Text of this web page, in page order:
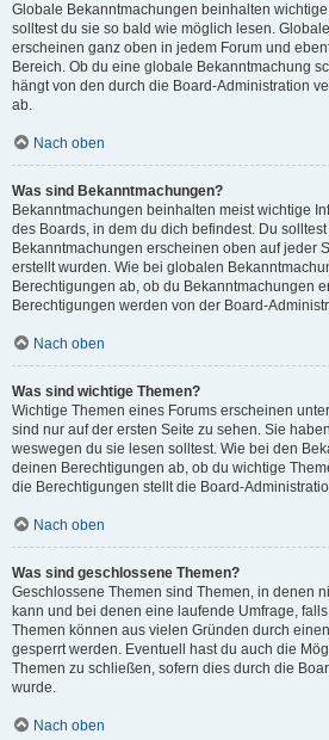
Globale Bekanntmachungen beinhalten
solltest du sie so bald wie möglich lesen.
erscheinen ganz oben in jedem Forum und
Bereich. Ob du eine globale Bekanntmachung
hängt von den durch die Board-Administration
ab.
Nach oben
Was sind Bekanntmachungen?
Bekanntmachungen beinhalten meist wichtige
des Boards, in dem du dich befindest. Du
Bekanntmachungen erscheinen oben auf jeder
erstellt wurden. Wie bei globalen
Berechtigungen ab, ob du Bekanntmachungen
Berechtigungen werden von der Board-
Nach oben
Was sind wichtige Themen?
Wichtige Themen eines Forums erscheinen
sind nur auf der ersten Seite zu sehen. Sie
weswegen du sie lesen solltest. Wie bei den
deinen Berechtigungen ab, ob du wichtige
die Berechtigungen stellt die Board-
Nach oben
Was sind geschlossene Themen?
Geschlossene Themen sind Themen, in denen
kann und bei denen eine laufende Umfrage,
Themen können aus vielen Gründen durch
gesperrt werden. Eventuell hast du auch die
Themen zu schließen, sofern dies durch die
wurde.
Nach oben